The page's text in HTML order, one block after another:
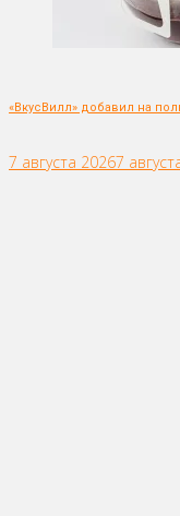
«ВкусВилл» добавил на
7 августа 20267